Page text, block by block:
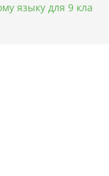
языку для 9 класса